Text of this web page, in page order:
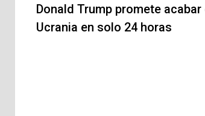
de
entradas
Donald Trump promete
Ucrania en solo 24 horas